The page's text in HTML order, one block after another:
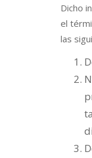
Dicho
el
las